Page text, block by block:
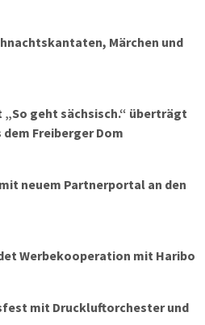
Märchen und
„So geht sächsisch.“ überträgt
Freiberger Dom
neuem Partnerportal an den
Werbekooperation mit Haribo
mit Druckluftorchester und